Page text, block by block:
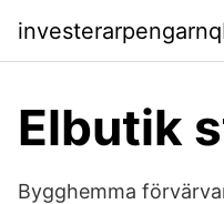
Elbutik
Bygghemma